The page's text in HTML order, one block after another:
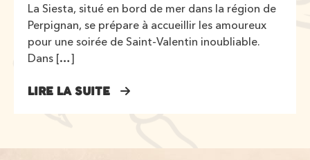
La Siesta, situé en bord de mer dans la région de
Perpignan, se prépare à accueillir les amoureux
pour une soirée de Saint-Valentin inoubliable.
Dans […]
LIRE LA SUITE